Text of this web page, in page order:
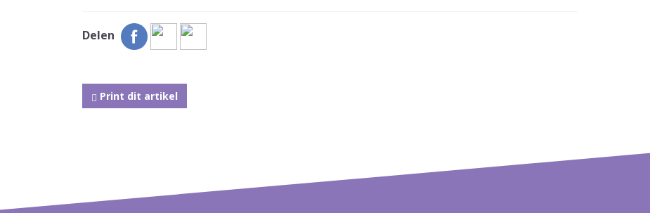
Delen
Print dit artikel